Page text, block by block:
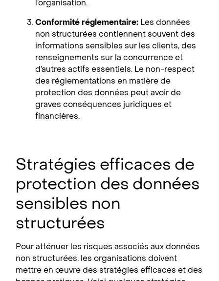
l’organisation.
Conformité réglementaire: Les données
non structurées contiennent souvent des
informations sensibles sur les clients, des
renseignements sur la concurrence et
d’autres actifs essentiels. Le non-respect
des réglementations en matière de
protection des données peut avoir de
graves conséquences juridiques et
financières.
Stratégies efficaces de
protection des données
sensibles non
structurées
Pour atténuer les risques associés aux données
non structurées, les organisations doivent
mettre en œuvre des stratégies efficaces et des